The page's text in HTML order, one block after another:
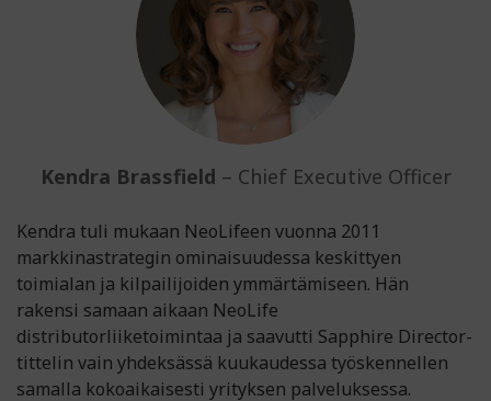
Kendra Brassfield – Chief Executive Officer
Kendra tuli mukaan NeoLifeen vuonna 2011
markkinastrategin ominaisuudessa keskittyen
toimialan ja kilpailijoiden ymmärtämiseen. Hän
rakensi samaan aikaan NeoLife
distributorliiketoimintaa ja saavutti Sapphire Director-
tittelin vain yhdeksässä kuukaudessa työskennellen
samalla kokoaikaisesti yrityksen palveluksessa.